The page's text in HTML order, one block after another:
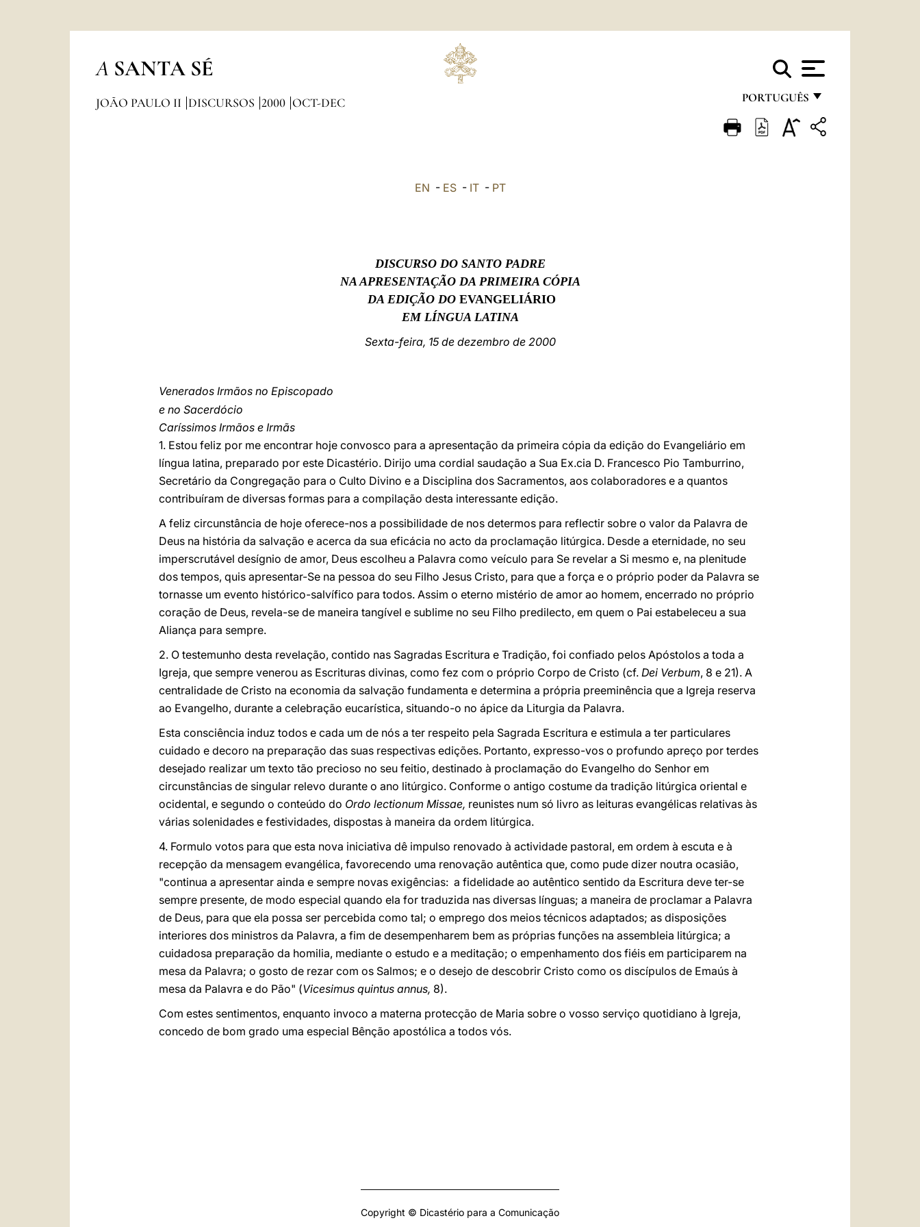
A SANTA SÉ
PORTUGUÊS
FRANÇAIS
JOÃO PAULO II DISCURSOS 2000 OCT-DEC
EN - ES- IT- PT
DISCURSO DO SANTO PADRE
NA APRESENTAÇÃO DA PRIMEIRA CÓPIA
DA EDIÇÃO DO EVANGELIÁRIO
EM LÍNGUA LATINA
Sexta-feira, 15 de dezembro de 2000
Venerados Irmãos no Episcopado
e no Sacerdócio
Caríssimos Irmãos e Irmãs
1. Estou feliz por me encontrar hoje convosco para a apresentação da primeira cópia da edição do Evangeliário em
língua latina, preparado por este Dicastério. Dirijo uma cordial saudação a Sua Ex.cia D. Francesco Pio Tamburrino,
Secretário da Congregação para o Culto Divino e a Disciplina dos Sacramentos, aos colaboradores e a quantos
contribuíram de diversas formas para a compilação desta interessante edição.
A feliz circunstância de hoje oferece-nos a possibilidade de nos determos para reflectir sobre o valor da Palavra de
Deus na história da salvação e acerca da sua eficácia no acto da proclamação litúrgica. Desde a eternidade, no seu
imperscrutável desígnio de amor, Deus escolheu a Palavra como veículo para Se revelar a Si mesmo e, na plenitude
dos tempos, quis apresentar-Se na pessoa do seu Filho Jesus Cristo, para que a força e o próprio poder da Palavra se
tornasse um evento histórico-salvífico para todos. Assim o eterno mistério de amor ao homem, encerrado no próprio
coração de Deus, revela-se de maneira tangível e sublime no seu Filho predilecto, em quem o Pai estabeleceu a sua
Aliança para sempre.
2. O testemunho desta revelação, contido nas Sagradas Escritura e Tradição, foi confiado pelos Apóstolos a toda a
Igreja, que sempre venerou as Escrituras divinas, como fez com o próprio Corpo de Cristo (cf. Dei Verbum, 8 e 21). A
centralidade de Cristo na economia da salvação fundamenta e determina a própria preeminência que a Igreja reserva
ao Evangelho, durante a celebração eucarística, situando-o no ápice da Liturgia da Palavra.
Esta consciência induz todos e cada um de nós a ter respeito pela Sagrada Escritura e estimula a ter particulares
cuidado e decoro na preparação das suas respectivas edições. Portanto, expresso-vos o profundo apreço por terdes
desejado realizar um texto tão precioso no seu feitio, destinado à proclamação do Evangelho do Senhor em
circunstâncias de singular relevo durante o ano litúrgico. Conforme o antigo costume da tradição litúrgica oriental e
ocidental, e segundo o conteúdo do Ordo lectionum Missae, reunistes num só livro as leituras evangélicas relativas às
várias solenidades e festividades, dispostas à maneira da ordem litúrgica.
4. Formulo votos para que esta nova iniciativa dê impulso renovado à actividade pastoral, em ordem à escuta e à
recepção da mensagem evangélica, favorecendo uma renovação autêntica que, como pude dizer noutra ocasião,
"continua a apresentar ainda e sempre novas exigências: a fidelidade ao autêntico sentido da Escritura deve ter-se
sempre presente, de modo especial quando ela for traduzida nas diversas línguas; a maneira de proclamar a Palavra
de Deus, para que ela possa ser percebida como tal; o emprego dos meios técnicos adaptados; as disposições
interiores dos ministros da Palavra, a fim de desempenharem bem as próprias funções na assembleia litúrgica; a
cuidadosa preparação da homilia, mediante o estudo e a meditação; o empenhamento dos fiéis em participarem na
mesa da Palavra; o gosto de rezar com os Salmos; e o desejo de descobrir Cristo como os discípulos de Emaús à
mesa da Palavra e do Pão" (Vicesimus quintus annus, 8).
Com estes sentimentos, enquanto invoco a materna protecção de Maria sobre o vosso serviço quotidiano à Igreja,
concedo de bom grado uma especial Bênção apostólica a todos vós.
Copyright © Dicastério para a Comunicação